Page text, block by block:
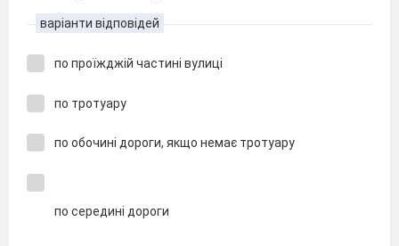
варіанти відповідей
по проїжджій частині вулиці
по тротуару
по обочині дороги, якщо немає тротуару
по середині дороги